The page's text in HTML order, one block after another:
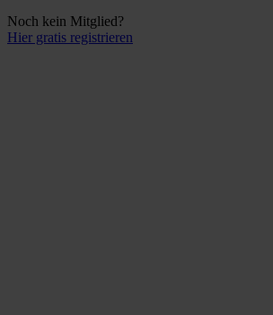
Noch kein Mitglied?
Hier gratis registrieren